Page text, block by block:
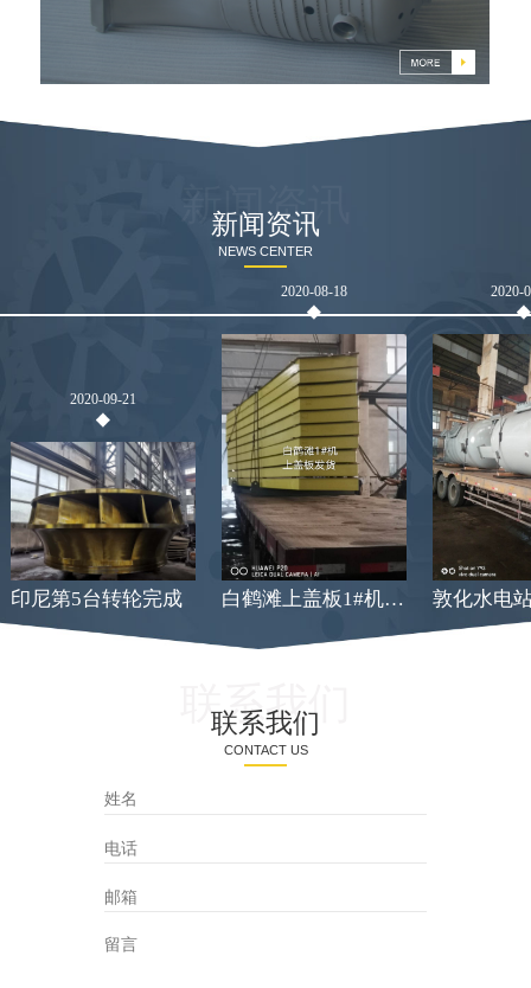
新闻资讯
新闻资讯
NEWS CENTER
2020-09-21
印尼第5台转轮完成
2020-08-18
白鹤滩上盖板1#机发货
2020-
联系我们
联系我们
CONTACT US